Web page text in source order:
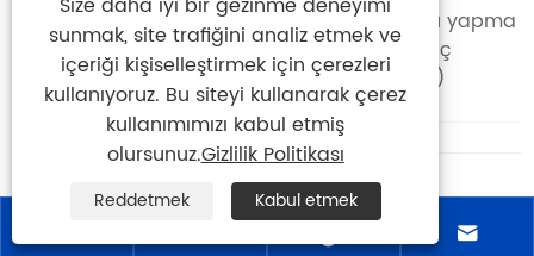
benimseyen, üç dik 150T basınç bloğu yapma
makinesi geliştirildi; bu makine renkli iç
mekan fayansları (200*200* 12-15MM)
üretebilir.
1983

sunmak, site trafiğini analiz etmek ve
içeriği kişiselleştirmek için çerezleri
kullanıyoruz. Bu siteyi kullanarak çerez
kullanımımızı kabul etmiş
olursunuz.Gizlilik Politikası
Reddetmek Kabul etmek